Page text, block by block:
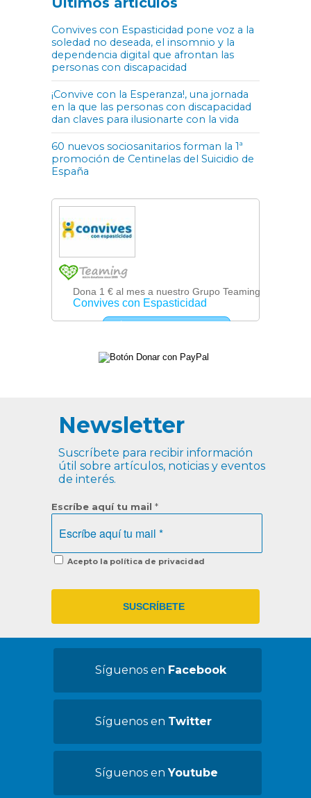
Convives con Espasticidad pone voz a la
soledad no deseada, el insomnio y la
dependencia digital que afrontan las
personas con discapacidad
¡Convive con la Esperanza!, una jornada
en la que las personas con discapacidad
dan claves para ilusionarte con la vida
60 nuevos sociosanitarios forman la 1ª
promoción de Centinelas del Suicidio de
España
Newsletter
Suscríbete para recibir información
útil sobre artículos, noticias y eventos
de interés.
Escríbe aquí tu mail *
Acepto la política de privacidad
Síguenos en Facebook
Síguenos en Twitter
Síguenos enYoutube